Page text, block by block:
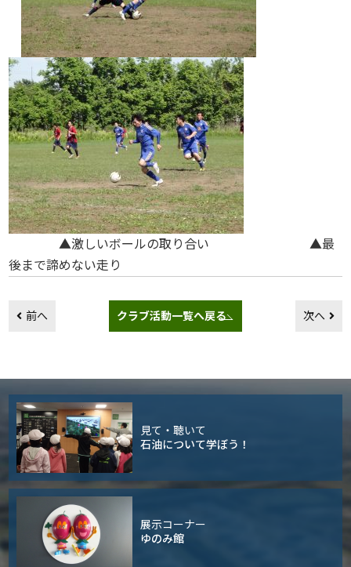
▲激しいボールの取り合い ▲最
後まで諦めない走り
前へ クラブ活動一覧へ戻る 次へ
見て・聴いて
石油について学ぼう！
展示コーナー
ゆのみ館